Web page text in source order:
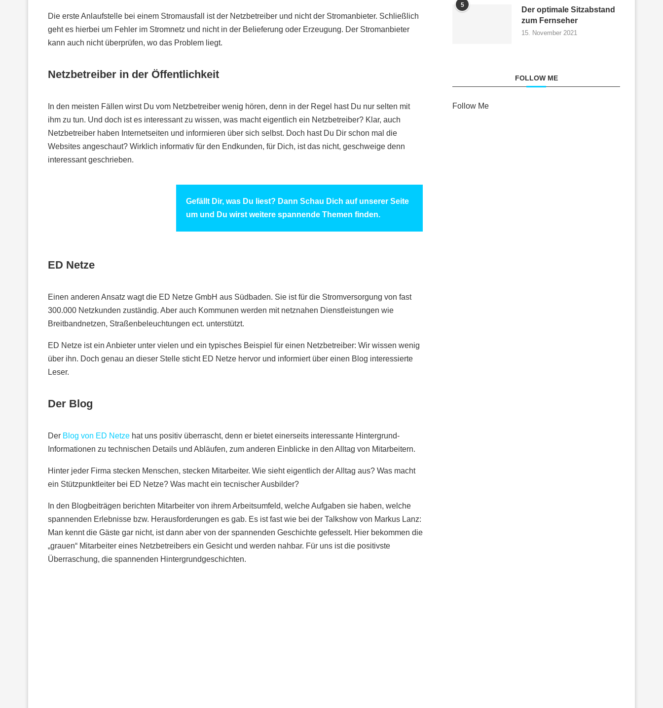
Die erste Anlaufstelle bei einem Stromausfall ist der Netzbetreiber und nicht der Stromanbieter. Schließlich
geht es hierbei um Fehler im Stromnetz und nicht in der Belieferung oder Erzeugung. Der Stromanbieter
kann auch nicht überprüfen, wo das Problem liegt.
Netzbetreiber in der Öffentlichkeit
In den meisten Fällen wirst Du vom Netzbetreiber wenig hören, denn in der Regel hast Du nur selten mit
ihm zu tun. Und doch ist es interessant zu wissen, was macht eigentlich ein Netzbetreiber? Klar, auch
Netzbetreiber haben Internetseiten und informieren über sich selbst. Doch hast Du Dir schon mal die
Websites angeschaut? Wirklich informativ für den Endkunden, für Dich, ist das nicht, geschweige denn
interessant geschrieben.
Gefällt Dir, was Du liest? Dann Schau Dich auf unserer Seite
um und Du wirst weitere spannende Themen finden.
ED Netze
Einen anderen Ansatz wagt die ED Netze GmbH aus Südbaden. Sie ist für die Stromversorgung von fast
300.000 Netzkunden zuständig. Aber auch Kommunen werden mit netznahen Dienstleistungen wie
Breitbandnetzen, Straßenbeleuchtungen ect. unterstützt.
ED Netze ist ein Anbieter unter vielen und ein typisches Beispiel für einen Netzbetreiber: Wir wissen wenig
über ihn. Doch genau an dieser Stelle sticht ED Netze hervor und informiert über einen Blog interessierte
Leser.
Der Blog
Der Blog von ED Netze hat uns positiv überrascht, denn er bietet einerseits interessante Hintergrund-
Informationen zu technischen Details und Abläufen, zum anderen Einblicke in den Alltag von Mitarbeitern.
Hinter jeder Firma stecken Menschen, stecken Mitarbeiter. Wie sieht eigentlich der Alltag aus? Was macht
ein Stützpunktleiter bei ED Netze? Was macht ein tecnischer Ausbilder?
In den Blogbeiträgen berichten Mitarbeiter von ihrem Arbeitsumfeld, welche Aufgaben sie haben, welche
spannenden Erlebnisse bzw. Herausforderungen es gab. Es ist fast wie bei der Talkshow von Markus Lanz:
Man kennt die Gäste gar nicht, ist dann aber von der spannenden Geschichte gefesselt. Hier bekommen die
„grauen“ Mitarbeiter eines Netzbetreibers ein Gesicht und werden nahbar. Für uns ist die positivste
Überraschung, die spannenden Hintergrundgeschichten.
5
Der optimale Sitzabstand
zum Fernseher
15. November 2021
FOLLOW ME
Follow Me